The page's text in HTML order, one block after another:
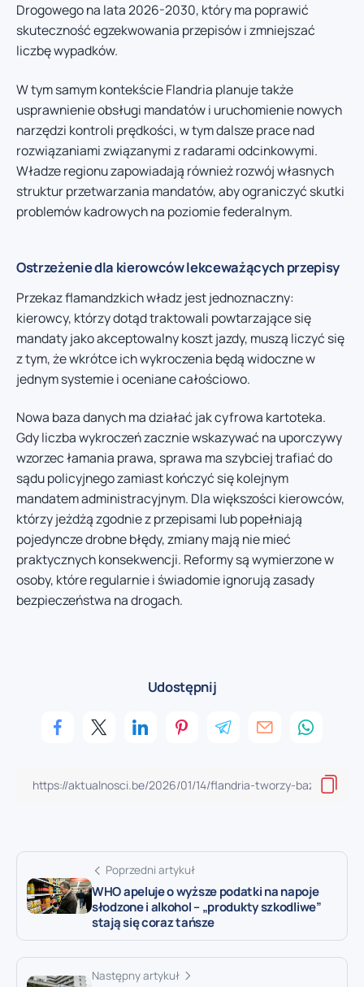
Drogowego na lata 2026-2030, który ma poprawić
skuteczność egzekwowania przepisów i zmniejszać
liczbę wypadków.
W tym samym kontekście Flandria planuje także
usprawnienie obsługi mandatów i uruchomienie nowych
narzędzi kontroli prędkości, w tym dalsze prace nad
rozwiązaniami związanymi z radarami odcinkowymi.
Władze regionu zapowiadają również rozwój własnych
struktur przetwarzania mandatów, aby ograniczyć skutki
problemów kadrowych na poziomie federalnym.
Ostrzeżenie dla kierowców lekceważących przepisy
Przekaz flamandzkich władz jest jednoznaczny:
kierowcy, którzy dotąd traktowali powtarzające się
mandaty jako akceptowalny koszt jazdy, muszą liczyć się
z tym, że wkrótce ich wykroczenia będą widoczne w
jednym systemie i oceniane całościowo.
Nowa baza danych ma działać jak cyfrowa kartoteka.
Gdy liczba wykroczeń zacznie wskazywać na uporczywy
wzorzec łamania prawa, sprawa ma szybciej trafiać do
sądu policyjnego zamiast kończyć się kolejnym
mandatem administracyjnym. Dla większości kierowców,
którzy jeżdżą zgodnie z przepisami lub popełniają
pojedyncze drobne błędy, zmiany mają nie mieć
praktycznych konsekwencji. Reformy są wymierzone w
osoby, które regularnie i świadomie ignorują zasady
bezpieczeństwa na drogach.
Udostępnij
Poprzedni artykuł
WHO apeluje o wyższe podatki na napoje
słodzone i alkohol – „produkty szkodliwe”
stają się coraz tańsze
Następny artykuł